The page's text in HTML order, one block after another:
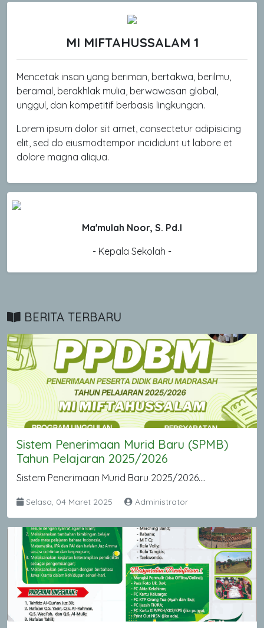
MI MIFTAHUSSALAM 1
Mencetak insan yang beriman, bertakwa, berilmu,
beramal, berakhlak mulia, berwawasan global,
unggul, dan kompetitif berbasis lingkungan.
Lorem ipsum dolor sit amet, consectetur adipisicing
elit, sed do eiusmodtempor incididunt ut labore et
dolore magna aliqua.
Ma'mulah Noor, S. Pd.I
- Kepala Sekolah -
BERITA TERBARU
Sistem Penerimaan Murid Baru (SPMB)
Tahun Pelajaran 2025/2026
Sistem Penerimaan Murid Baru 2025/2026....
Selasa, 04 Maret 2025 Administrator